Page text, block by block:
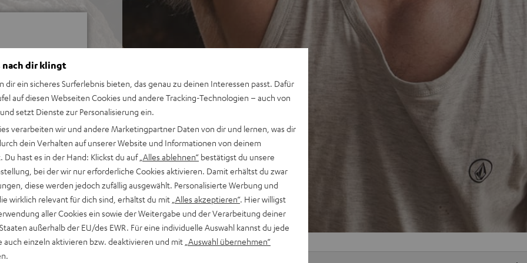
849 Bewertungen)
nach dir klingt
dir ein sicheres Surferlebnis bieten, das genau zu deinen Interessen passt. Dafür
auf diesen Webseiten Cookies und andere Tracking-Technologien – auch von
setzt Dienste zur Personalisierung ein.
verarbeiten wir und andere Marketingpartner Daten von dir und lernen, was dir
dein Verhalten auf unserer Website und Informationen von deinem
Du hast es in der Hand: Klickst du auf „Alles ablehnen“ bestätigst du unsere
bei der wir nur erforderliche Cookies aktivieren. Damit erhältst du zwar
diese werden jedoch zufällig ausgewählt. Personalisierte Werbung und
wirklich relevant für dich sind, erhältst du mit „Alles akzeptieren“. Hier willigst
aller Cookies ein sowie der Weitergabe und der Verarbeitung deiner
außerhalb der EU/des EWR. Für eine individuelle Auswahl kannst du jede
auch einzeln aktivieren bzw. deaktivieren und mit „Auswahl übernehmen“